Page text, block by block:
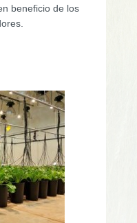
beneficio de los